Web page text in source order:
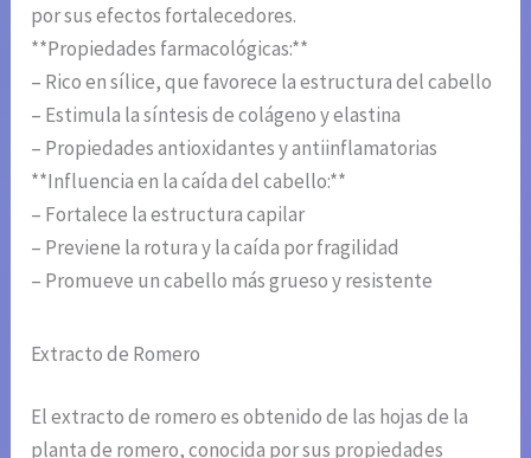
por sus efectos fortalecedores.
**Propiedades farmacológicas:**
– Rico en sílice, que favorece la estructura del cabello
– Estimula la síntesis de colágeno y elastina
– Propiedades antioxidantes y antiinflamatorias
**Influencia en la caída del cabello:**
– Fortalece la estructura capilar
– Previene la rotura y la caída por fragilidad
– Promueve un cabello más grueso y resistente
Extracto de Romero
El extracto de romero es obtenido de las hojas de la
planta de romero, conocida por sus propiedades